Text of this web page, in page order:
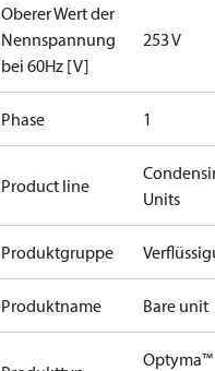
Oberer Wert der
Nennspannung
bei 60Hz [V]
253 V
Phase 1
Product line
Units
Produktgruppe
Produktname Bare unit
Optyma™